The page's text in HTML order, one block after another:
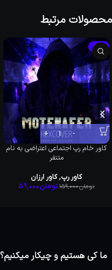
محصولات مرتبط
-63%
کاور خام رپ اجتماعی اعتراضی به نام
متنفر
کاور رپ,کاور ارزان
تومان159,000 تومان
ما کی هستیم و چیکار میکنیم؟